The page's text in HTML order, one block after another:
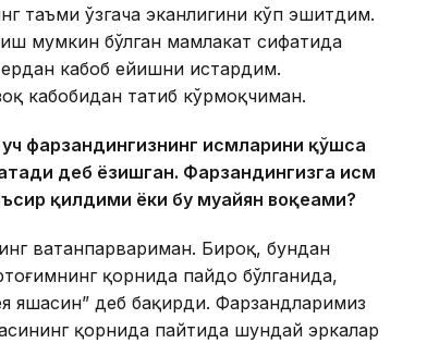
таъми ўзгача эканлигини кўп эшитдим.
мумкин бўлган мамлакат сифатида
кабоб ейишни истардим.
кабобидан татиб кўрмоқчиман.
фарзандингизнинг исмларини қўшса
деб ёзишган. Фарзандингизга исм
қилдими ёки бу муайян воқеами?
ватанпарвариман. Бироқ, бундан
қорнида пайдо бўлганида,
яшасин” деб бақирди. Фарзандларимиз
қорнида пайтида шундай эркалар